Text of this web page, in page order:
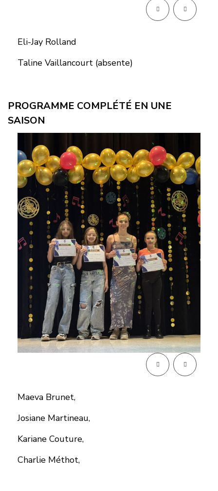
Eli-Jay Rolland
Taline Vaillancourt (absente)
PROGRAMME COMPLÉTÉ EN UNE
SAISON
Maeva Brunet,
Josiane Martineau,
Kariane Couture,
Charlie Méthot,